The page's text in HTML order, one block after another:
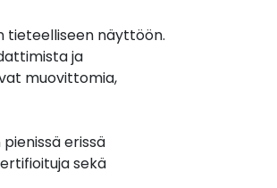
tieteelliseen näyttöön.
ja
muovittomia,
erissä
sekä